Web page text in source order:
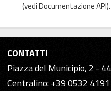
(vediDocumentazione API).
CONTATTI
Piazza del Municipio, 2 -
Centralino: +39 0532